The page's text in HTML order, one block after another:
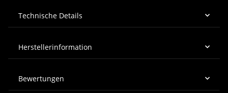
Technische Details
Herstellerinformation
Bewertungen